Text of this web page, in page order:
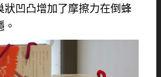
狀凹凸增加了摩擦力在倒蜂